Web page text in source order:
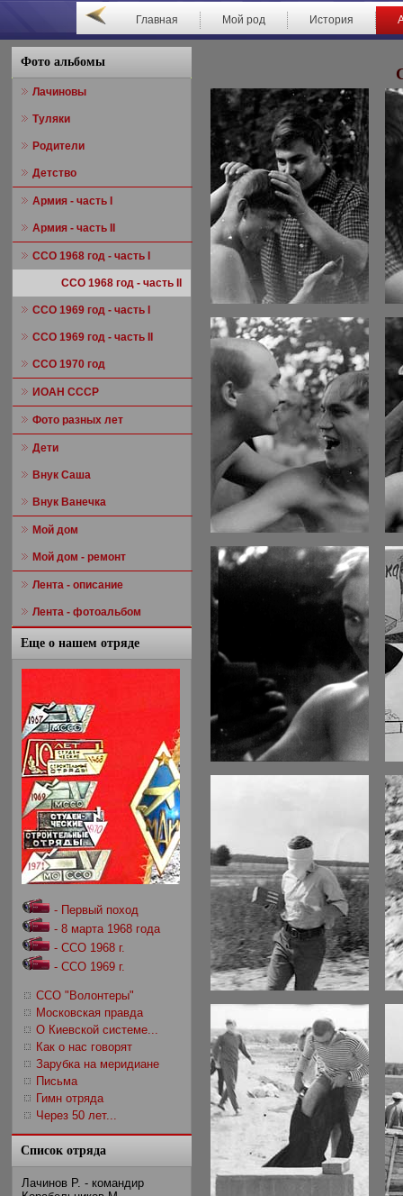
Главная Мой род История
Фото альбомы
Лачиновы
Туляки
Родители
Детство
Армия - часть I
Армия - часть II
ССО 1968 год - часть I
ССО 1968 год - часть II
ССО 1969 год - часть I
ССО 1969 год - часть II
ССО 1970 год
ИОАН СССР
Фото разных лет
Дети
Внук Саша
Внук Ванечка
Мой дом
Мой дом - ремонт
Лента - описание
Лента - фотоальбом
Еще о нашем отряде
- Первый поход
- 8 марта 1968 года
- ССО 1968 г.
- ССО 1969 г.
ССО "Волонтеры"
Московская правда
О Киевской системе...
Как о нас говорят
Зарубка на меридиане
Письма
Гимн отряда
Через 50 лет...
Список отряда
Лачинов Р. - командир